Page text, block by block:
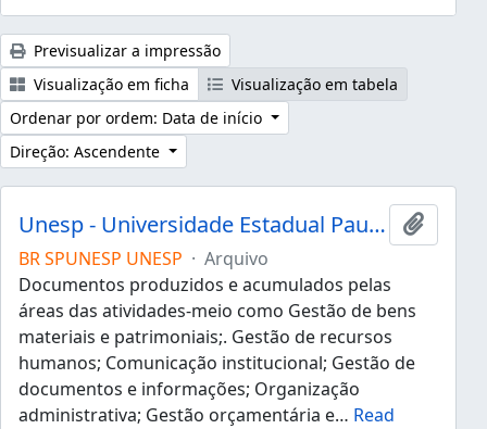
Previsualizar a impressão
Visualização em ficha
Visualização em tabela
Ordenar por ordem: Data de início
Direção: Ascendente
Unesp - Universidade Estadual Paulista "Júlio de Mesquita Filho"
BR SPUNESP UNESP · Arquivo
Documentos produzidos e acumulados pelas
áreas das atividades-meio como Gestão de bens
materiais e patrimoniais;. Gestão de recursos
humanos; Comunicação institucional; Gestão de
documentos e informações; Organização
administrativa; Gestão orçamentária e… Read